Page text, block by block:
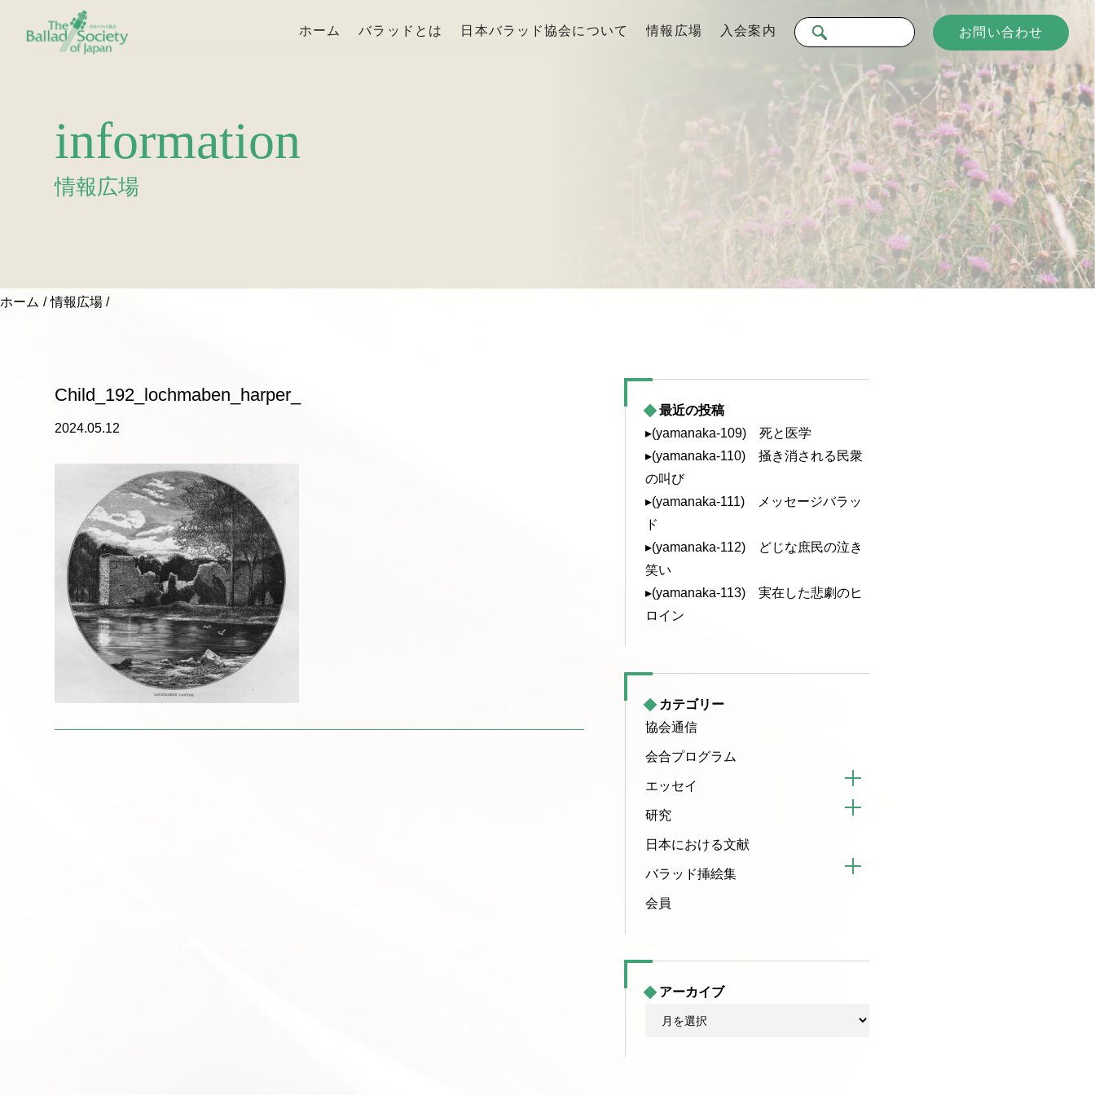
ホーム バラッドとは 日本バラッド協会について 情報広場 入会案内 お問い合わせ
information
情報広場
ホーム 情報広場
Child_192_lochmaben_harper_
2024.05.12
最近の投稿
▸(yamanaka-109) 死と医学
▸(yamanaka-110) 掻き消される民衆
の叫び
▸(yamanaka-111) メッセージバラッ
ド
▸(yamanaka-112) どじな庶民の泣き
笑い
▸(yamanaka-113) 実在した悲劇のヒ
ロイン
カテゴリー
協会通信
会合プログラム
エッセイ
研究
日本における文献
バラッド挿絵集
会員
アーカイブ